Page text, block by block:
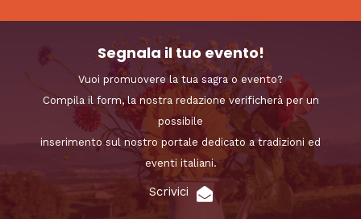
Segnala il tuo evento!
Vuoi promuovere la tua sagra o evento?
Compila il form, la nostra redazione verificherà per un
possibile
inserimento sul nostro portale dedicato a tradizioni ed
eventi italiani.
Scrivici